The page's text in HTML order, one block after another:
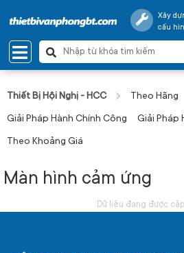
Xây
cấu
Thiết Bị Hội Nghị - HCC Theo Hãng
Giải Pháp Hành Chính Công Giải Pháp
Theo Khoảng Giá
Màn hình cảm ứng
Dữ liệu đang được